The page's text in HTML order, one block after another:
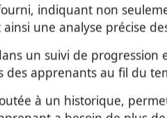
indiquant non
une analyse précise
un suivi de
apprenants au fil du
à un historique,